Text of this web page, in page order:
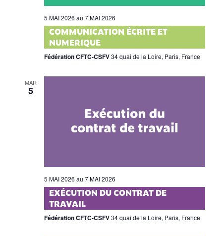
5 MAI 2026 au 7 MAI 2026
COMMUNICATION ÉCRITE ET
NUMERIQUE
Fédération CFTC-CSFV34 quai de la Loire, Paris, France
MAR
5
5 MAI 2026 au 7 MAI 2026
EXÉCUTION DU CONTRAT DE
TRAVAIL
Fédération CFTC-CSFV34 quai de la Loire, Paris, France